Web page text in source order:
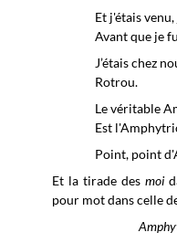
Et j'étais
Avant que je
J’étais chez
Rotrou.
Le véritable
Est
Point, point
Et la tirade des moi
pour mot dans celle